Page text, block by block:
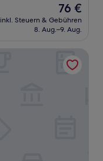
Der
Preis
beträgt
76 €
inkl. Steuern & Gebühren
8. Aug.–9. Aug.